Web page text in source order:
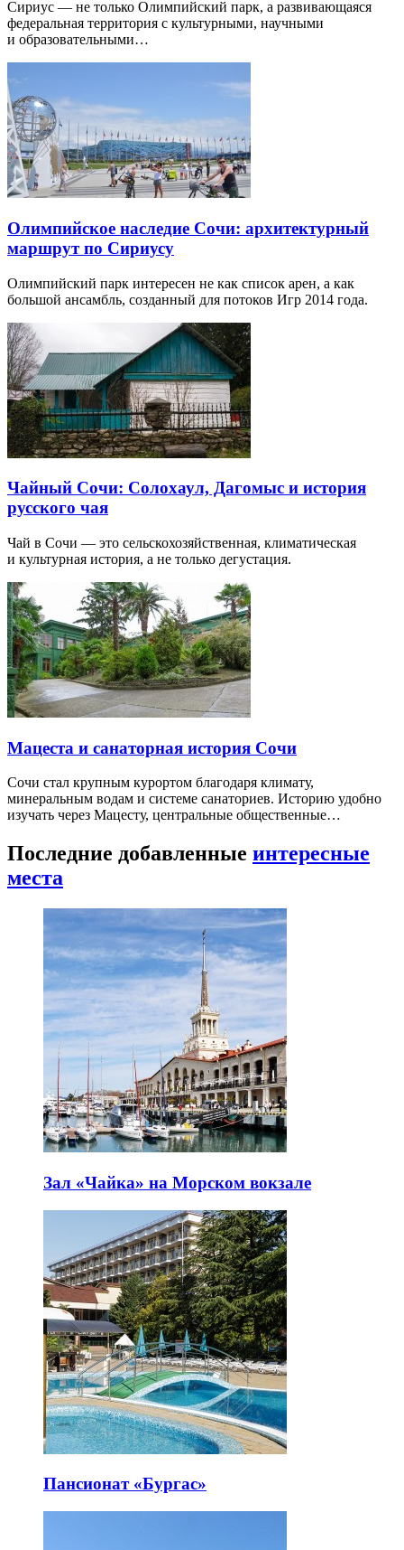
Сириус — не только Олимпийский парк, а развивающаяся
федеральная территория с культурными, научными
и образовательными…
Олимпийское наследие Сочи: архитектурный
маршрут по Сириусу
Олимпийский парк интересен не как список арен, а как
большой ансамбль, созданный для потоков Игр 2014 года.
Чайный Сочи: Солохаул, Дагомыс и история
русского чая
Чай в Сочи — это сельскохозяйственная, климатическая
и культурная история, а не только дегустация.
Мацеста и санаторная история Сочи
Сочи стал крупным курортом благодаря климату,
минеральным водам и системе санаториев. Историю удобно
изучать через Мацесту, центральные общественные…
Последние добавленные интересные
места
Зал «Чайка» на Морском вокзале
Пансионат «Бургас»